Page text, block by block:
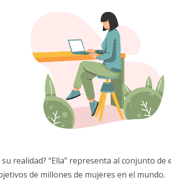
realidad? “Ella” representa al conjunto de
de millones de mujeres en el mundo.